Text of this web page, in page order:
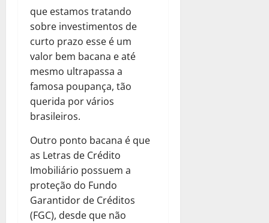
que estamos tratando
sobre investimentos de
curto prazo esse é um
valor bem bacana e até
mesmo ultrapassa a
famosa poupança, tão
querida por vários
brasileiros.
Outro ponto bacana é que
as Letras de Crédito
Imobiliário possuem a
proteção do Fundo
Garantidor de Créditos
(FGC), desde que não